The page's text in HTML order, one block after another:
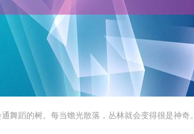
舞蹈的树。每当蟾光散落，丛林就会变得很是神奇。